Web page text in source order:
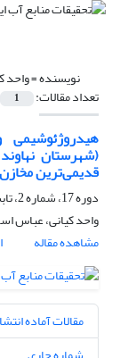
نویسنده =واحد
تعداد مقالات: 1
(شهرستان
قدیمی‌ترین
دوره 17، شماره 2، تابستان 1400، صفحه
واحد کیانی، عباس
مشاهده مقاله
مقالات آماده